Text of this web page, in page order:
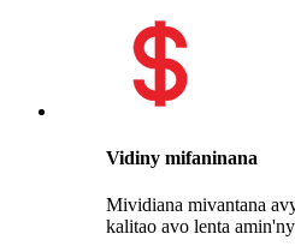
Vidiny mifaninana
Mividiana mivantana
kalitao avo lenta